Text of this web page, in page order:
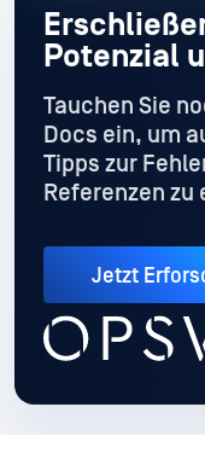
Potenzial
Tauchen Sie
Docs ein, um
Tipps zur
Referenzen zu
Jetzt